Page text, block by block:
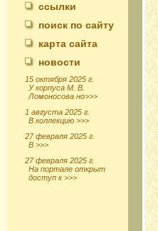
ссылки
поиск по сайту
карта сайта
новости